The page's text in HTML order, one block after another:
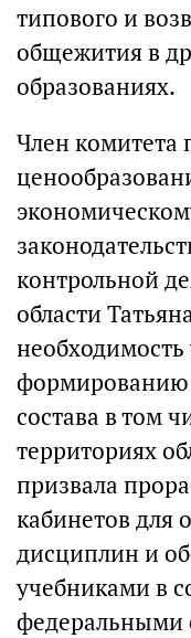
типового и
общежития в
образованиях.
Член комитета
контрольной
области
формированию
состава в том
территориях
призвала
кабинетов для
дисциплин и
учебниками в
федеральными